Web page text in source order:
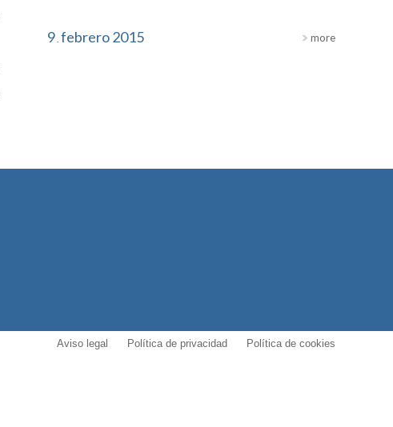
9 febrero2015 more
Aviso legal Política de privacidad Política de cookies